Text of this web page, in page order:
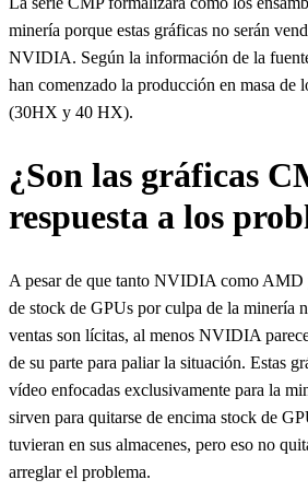
minería porque estas gráficas no serán
NVIDIA. Según la información de la
han comenzado la producción en masa de
(30HX y 40 HX).
¿Son las gráficas
respuesta a los
A pesar de que tanto NVIDIA como AMD
de stock de GPUs por culpa de la minería
ventas son lícitas, al menos NVIDIA
de su parte para paliar la situación. Estas
vídeo enfocadas exclusivamente para la
sirven para quitarse de encima stock de
tuvieran en sus almacenes, pero eso no
arreglar el problema.